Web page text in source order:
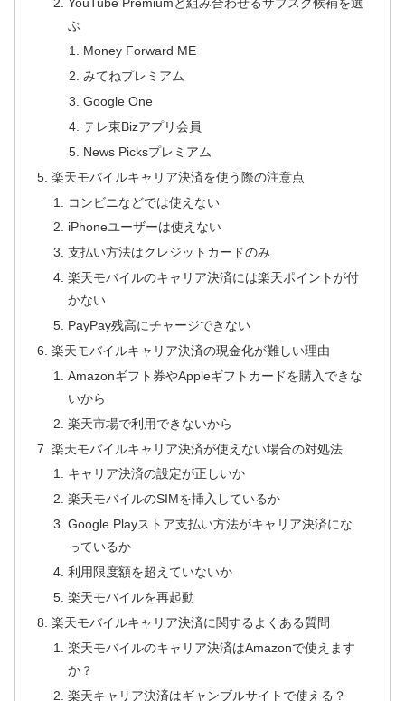
YouTube Premiumと組み合わせるサブスク候補を選
ぶ
Money Forward ME
みてねプレミアム
Google One
テレ東Bizアプリ会員
News Picksプレミアム
楽天モバイルキャリア決済を使う際の注意点
コンビニなどでは使えない
iPhoneユーザーは使えない
支払い方法はクレジットカードのみ
楽天モバイルのキャリア決済には楽天ポイントが付
かない
PayPay残高にチャージできない
楽天モバイルキャリア決済の現金化が難しい理由
Amazonギフト券やAppleギフトカードを購入できな
いから
楽天市場で利用できないから
楽天モバイルキャリア決済が使えない場合の対処法
キャリア決済の設定が正しいか
楽天モバイルのSIMを挿入しているか
Google Playストア支払い方法がキャリア決済にな
っているか
利用限度額を超えていないか
楽天モバイルを再起動
楽天モバイルキャリア決済に関するよくある質問
楽天モバイルのキャリア決済はAmazonで使えます
か？
楽天キャリア決済はギャンブルサイトで使える？